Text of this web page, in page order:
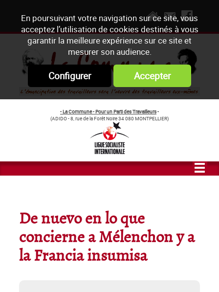
En poursuivant votre navigation sur ce site, vous
acceptez l’utilisation de cookies destinés à vous
garantir la meilleure expérience sur ce site et
mesurer son audience.
Configurer Accepter
- La Commune - Pour un Parti des Travailleurs-
(ADIDO - 8, rue de la Forêt Noire 34 080 MONTPELLIER)
De nuevo en lo que
concierne a Mélenchon y a
la Francia insumisa